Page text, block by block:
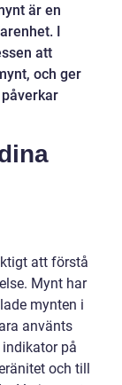
är en
I
att
och ger
att förstå
Mynt har
mynten i
använts
på
och till